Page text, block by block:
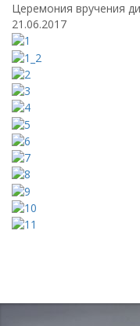
Церемония вручения
21.06.2017